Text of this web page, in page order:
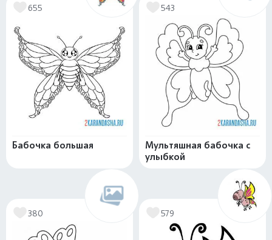
655
Бабочка большая
543
Мультяшная бабочка с
улыбкой
380 579